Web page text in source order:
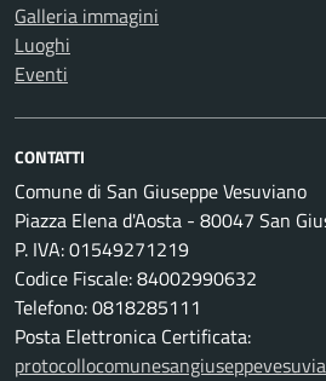
Galleria immagini
Luoghi
Eventi
CONTATTI
Comune di San Giuseppe Vesuviano
Piazza Elena d'Aosta - 80047 San
P. IVA: 01549271219
Codice Fiscale: 84002990632
Telefono: 0818285111
Posta Elettronica Certificata: